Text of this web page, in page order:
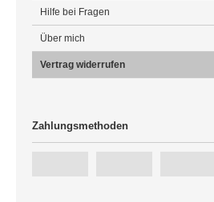
Hilfe bei Fragen
Über mich
Vertrag widerrufen
Zahlungsmethoden